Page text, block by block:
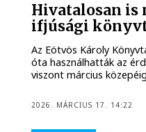
Hivatalosan is
ifjúsági
Az Eötvös Károly
óta használhatták az
viszont március
2026. MÁRCIUS 17. 14:22